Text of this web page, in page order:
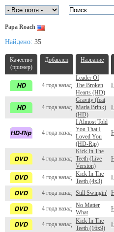
Papa Roach
Найдено: 35
Качество
(пример)
Добавлен Название
4 года назад
Leader Of
The Broken
Hearts (HD)
4 года назад
Gravity (feat
Maria Brink)
(HD)
4 года назад
I Almost Told
You That I
Loved You
(HD-Rip)
4 года назад
Kick In The
Teeth (Live
Version)
4 года назад
Kick In The
Teeth (4x3)
4 года назад Still Swingin'
4 года назад
No Matter
What
4 года назад
Kick In The
Teeth (16x9)